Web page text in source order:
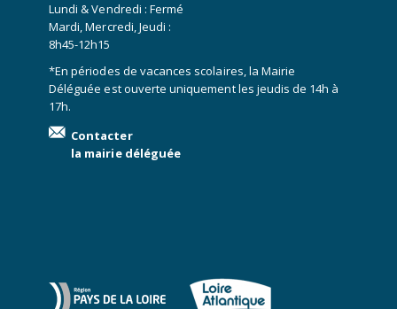
Lundi & Vendredi : Fermé
Mardi, Mercredi, Jeudi :
8h45-12h15
*En périodes de vacances scolaires, la Mairie
Déléguée est ouverte uniquement les jeudis de 14h à
17h.
Contacter
la mairie déléguée